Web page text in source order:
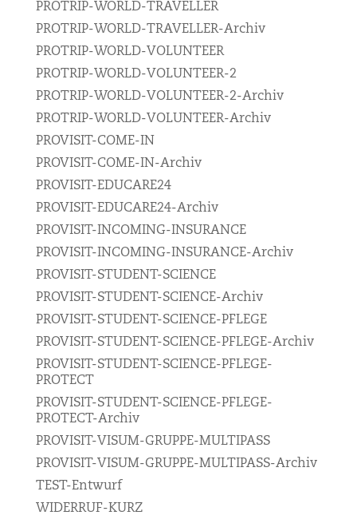
PROTRIP-WORLD-TRAVELLER
PROTRIP-WORLD-TRAVELLER-Archiv
PROTRIP-WORLD-VOLUNTEER
PROTRIP-WORLD-VOLUNTEER-2
PROTRIP-WORLD-VOLUNTEER-2-Archiv
PROTRIP-WORLD-VOLUNTEER-Archiv
PROVISIT-COME-IN
PROVISIT-COME-IN-Archiv
PROVISIT-EDUCARE24
PROVISIT-EDUCARE24-Archiv
PROVISIT-INCOMING-INSURANCE
PROVISIT-INCOMING-INSURANCE-Archiv
PROVISIT-STUDENT-SCIENCE
PROVISIT-STUDENT-SCIENCE-Archiv
PROVISIT-STUDENT-SCIENCE-PFLEGE
PROVISIT-STUDENT-SCIENCE-PFLEGE-Archiv
PROVISIT-STUDENT-SCIENCE-PFLEGE-
PROTECT
PROVISIT-STUDENT-SCIENCE-PFLEGE-
PROTECT-Archiv
PROVISIT-VISUM-GRUPPE-MULTIPASS
PROVISIT-VISUM-GRUPPE-MULTIPASS-Archiv
TEST-Entwurf
WIDERRUF-KURZ